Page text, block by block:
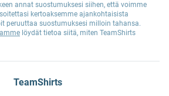
annat suostumuksesi siihen, että voimme
kertoaksemme ajankohtaisista
peruuttaa suostumuksesi milloin tahansa.
löydät tietoa siitä, miten TeamShirts
TeamShirts